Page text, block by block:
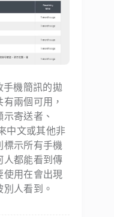
手機簡訊的拋
兩個可用，
寄送者、
中文或其他非
標示所有手機
人都能看到傳
使用在會出現
人看到。